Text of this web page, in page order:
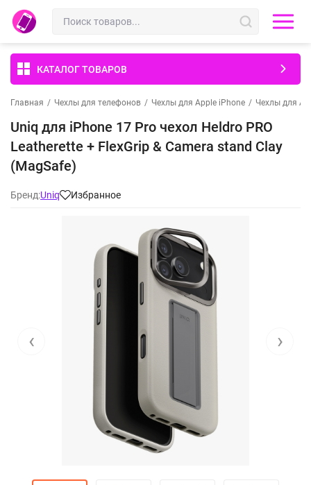
КАТАЛОГ ТОВАРОВ
Главная / Чехлы для телефонов / Чехлы для Apple iPhone / Чехлы для
Uniq для iPhone 17 Pro чехол Heldro PRO
Leatherette + FlexGrip & Camera stand Clay
(MagSafe)
Бренд:Uniq Избранное
‹ ›